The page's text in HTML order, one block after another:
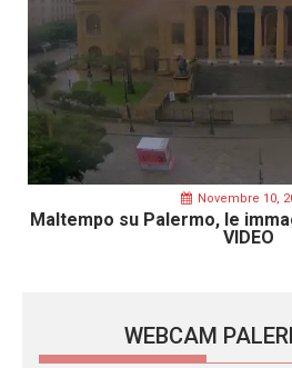
Novembre 10,
Maltempo su Palermo, le
VIDEO
WEBCAM